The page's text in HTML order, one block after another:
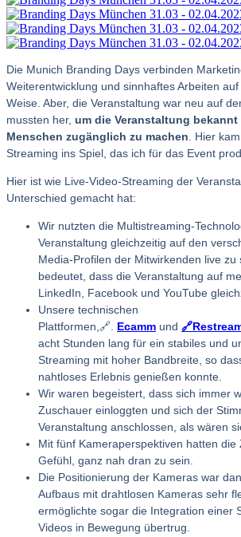
Die Munich Branding Days verbinden
Weiterentwicklung und sinnhaftes Arbeiten
Weise. Aber, die Veranstaltung war neu auf
mussten her, um die Veranstaltung
Menschen zugänglich zu machen. Hier
Streaming ins Spiel, das ich für das Event
Hier ist wie Live-Video-Streaming der
Unterschied gemacht hat:
Wir nutzten die Multistreaming-
Veranstaltung gleichzeitig auf den
Media-Profilen der Mitwirkenden live zu
bedeutet, dass die Veranstaltung auf
LinkedIn, Facebook und YouTube
Unsere technischen
Plattformen,🔗. Ecamm und
acht Stunden lang für ein stabiles und
Streaming mit hoher Bandbreite, so
nahtloses Erlebnis genießen konnte.
Wir waren begeistert, dass sich immer
Zuschauer einloggten und sich der
Veranstaltung anschlossen, als wären
Mit fünf Kameraperspektiven hatten die
Gefühl, ganz nah dran zu sein.
Die Positionierung der Kameras war
Aufbaus mit drahtlosen Kameras sehr
ermöglichte sogar die Integration einer
Videos in Bewegung übertrug.